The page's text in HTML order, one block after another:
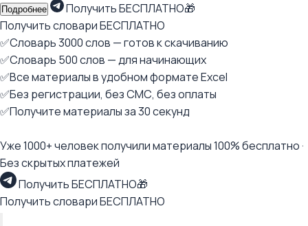
Подробнее
Получить БЕСПЛАТНО🎁
Получить словари БЕСПЛАТНО
✅Словарь 3000 слов — готов к скачиванию
✅Словарь 500 слов — для начинающих
✅Все материалы в удобном формате Excel
✅Без регистрации, без СМС, без оплаты
✅Получите материалы за 30 секунд
Уже 1000+ человек получили материалы 100% бесплатно ·
Без скрытых платежей
Получить БЕСПЛАТНО🎁
Получить словари БЕСПЛАТНО